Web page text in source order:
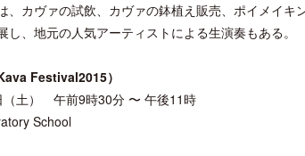
、カヴァの試飲、カヴァの鉢植え販売、ポイメイ
、地元の人気アーティストによる生演奏もある。
Festival2015）
土） 午前9時30分 〜 午後11時
School